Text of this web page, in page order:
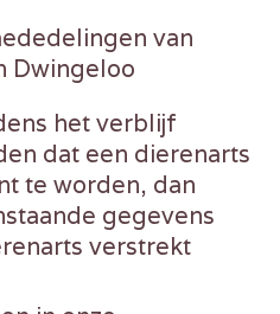
van
Dwingeloo
het verblijf
dat een dierenarts
te worden, dan
gegevens
verstrekt